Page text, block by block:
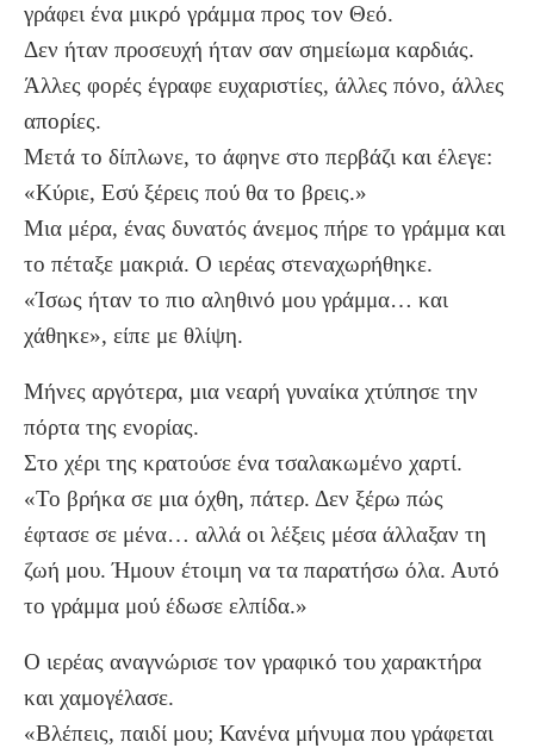
γράφει ένα μικρό γράμμα προς τον Θεό.
Δεν ήταν προσευχή ήταν σαν σημείωμα καρδιάς.
Άλλες φορές έγραφε ευχαριστίες, άλλες πόνο, άλλες
απορίες.
Μετά το δίπλωνε, το άφηνε στο περβάζι και έλεγε:
«Κύριε, Εσύ ξέρεις πού θα το βρεις.»
Μια μέρα, ένας δυνατός άνεμος πήρε το γράμμα και
το πέταξε μακριά. Ο ιερέας στεναχωρήθηκε.
«Ίσως ήταν το πιο αληθινό μου γράμμα… και
χάθηκε», είπε με θλίψη.
Μήνες αργότερα, μια νεαρή γυναίκα χτύπησε την
πόρτα της ενορίας.
Στο χέρι της κρατούσε ένα τσαλακωμένο χαρτί.
«Το βρήκα σε μια όχθη, πάτερ. Δεν ξέρω πώς
έφτασε σε μένα… αλλά οι λέξεις μέσα άλλαξαν τη
ζωή μου. Ήμουν έτοιμη να τα παρατήσω όλα. Αυτό
το γράμμα μού έδωσε ελπίδα.»
Ο ιερέας αναγνώρισε τον γραφικό του χαρακτήρα
και χαμογέλασε.
«Βλέπεις, παιδί μου; Κανένα μήνυμα που γράφεται